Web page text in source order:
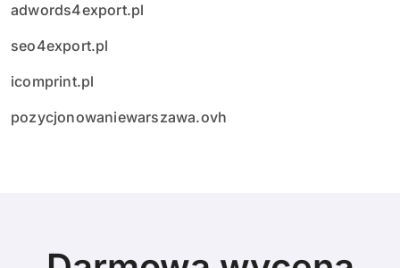
adwords4export.pl
seo4export.pl
icomprint.pl
pozycjonowaniewarszawa.ovh